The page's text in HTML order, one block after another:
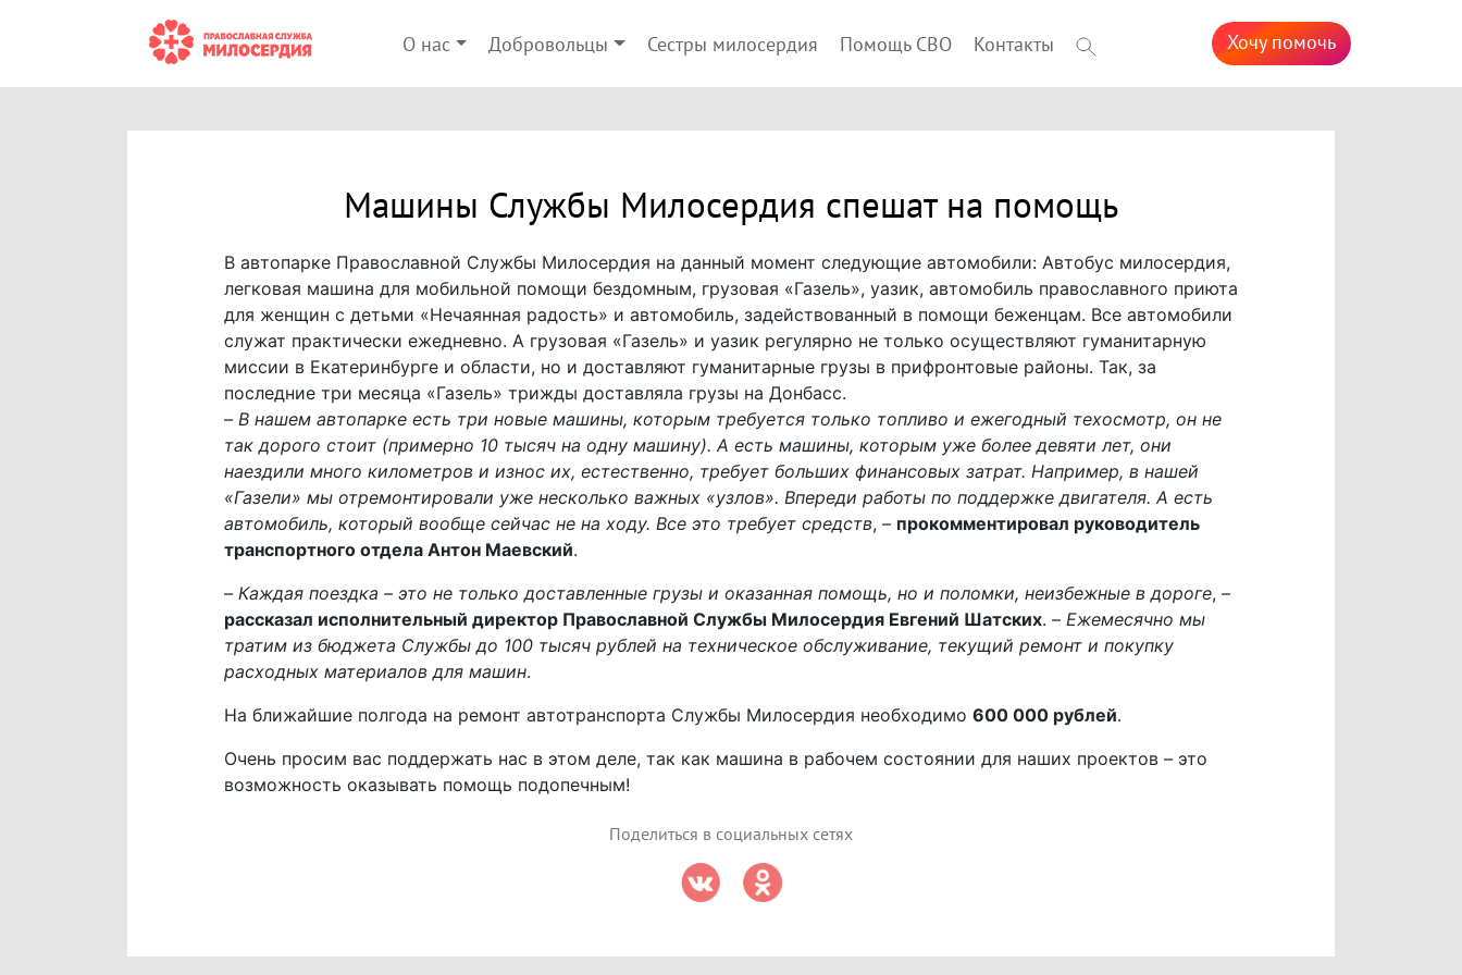
О нас Добровольцы Сестры милосердия Помощь СВО Контакты Хочу помочь
Машины Службы Милосердия спешат на помощь
В автопарке Православной Службы Милосердия на данный момент следующие автомобили: Автобус милосердия,
легковая машина для мобильной помощи бездомным, грузовая «Газель», уазик, автомобиль православного приюта
для женщин с детьми «Нечаянная радость» и автомобиль, задействованный в помощи беженцам. Все автомобили
служат практически ежедневно. А грузовая «Газель» и уазик регулярно не только осуществляют гуманитарную
миссии в Екатеринбурге и области, но и доставляют гуманитарные грузы в прифронтовые районы. Так, за
последние три месяца «Газель» трижды доставляла грузы на Донбасс.
– В нашем автопарке есть три новые машины, которым требуется только топливо и ежегодный техосмотр, он не
так дорого стоит (примерно 10 тысяч на одну машину). А есть машины, которым уже более девяти лет, они
наездили много километров и износ их, естественно, требует больших финансовых затрат. Например, в нашей
«Газели» мы отремонтировали уже несколько важных «узлов». Впереди работы по поддержке двигателя. А есть
автомобиль, который вообще сейчас не на ходу. Все это требует средств, – прокомментировал руководитель
транспортного отдела Антон Маевский.
– Каждая поездка – это не только доставленные грузы и оказанная помощь, но и поломки, неизбежные в дороге, –
рассказал исполнительный директор Православной Службы Милосердия Евгений Шатских. – Ежемесячно мы
тратим из бюджета Службы до 100 тысяч рублей на техническое обслуживание, текущий ремонт и покупку
расходных материалов для машин.
На ближайшие полгода на ремонт автотранспорта Службы Милосердия необходимо 600 000 рублей.
Очень просим вас поддержать нас в этом деле, так как машина в рабочем состоянии для наших проектов – это
возможность оказывать помощь подопечным!
Поделиться в социальных сетях